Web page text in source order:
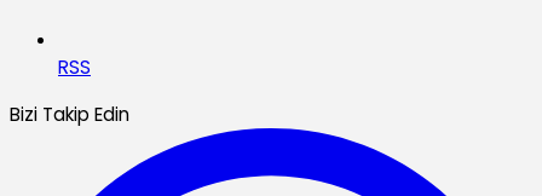
RSS
Bizi Takip Edin